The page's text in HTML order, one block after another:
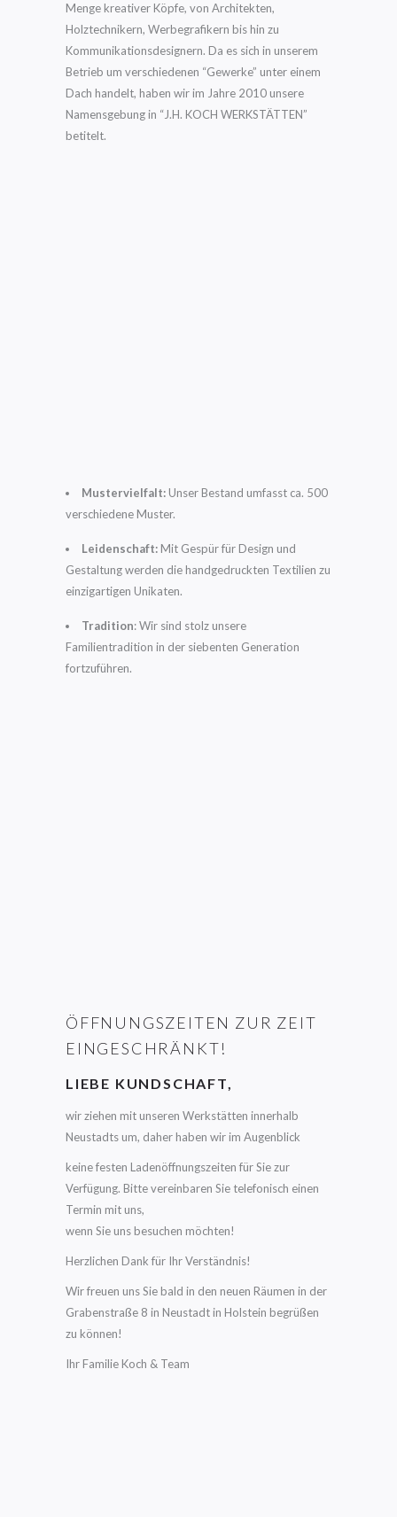
Menge kreativer Köpfe, von Architekten,
Holztechnikern, Werbegrafikern bis hin zu
Kommunikationsdesignern. Da es sich in unserem
Betrieb um verschiedenen “Gewerke” unter einem
Dach handelt, haben wir im Jahre 2010 unsere
Namensgebung in “J.H. KOCH WERKSTÄTTEN”
betitelt.
Mustervielfalt: Unser Bestand umfasst ca. 500
verschiedene Muster.
Leidenschaft: Mit Gespür für Design und
Gestaltung werden die handgedruckten Textilien zu
einzigartigen Unikaten.
Tradition: Wir sind stolz unsere
Familientradition in der siebenten Generation
fortzuführen.
ÖFFNUNGSZEITEN ZUR ZEIT
EINGESCHRÄNKT!
LIEBE KUNDSCHAFT,
wir ziehen mit unseren Werkstätten innerhalb
Neustadts um, daher haben wir im Augenblick
keine festen Ladenöffnungszeiten für Sie zur
Verfügung. Bitte vereinbaren Sie telefonisch einen
Termin mit uns,
wenn Sie uns besuchen möchten!
Herzlichen Dank für Ihr Verständnis!
Wir freuen uns Sie bald in den neuen Räumen in der
Grabenstraße 8 in Neustadt in Holstein begrüßen
zu können!
Ihr Familie Koch & Team